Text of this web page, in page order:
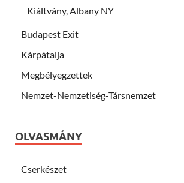
Kiáltvány, Albany NY
Budapest Exit
Kárpátalja
Megbélyegzettek
Nemzet-Nemzetiség-Társnemzet
OLVASMÁNY
Cserkészet